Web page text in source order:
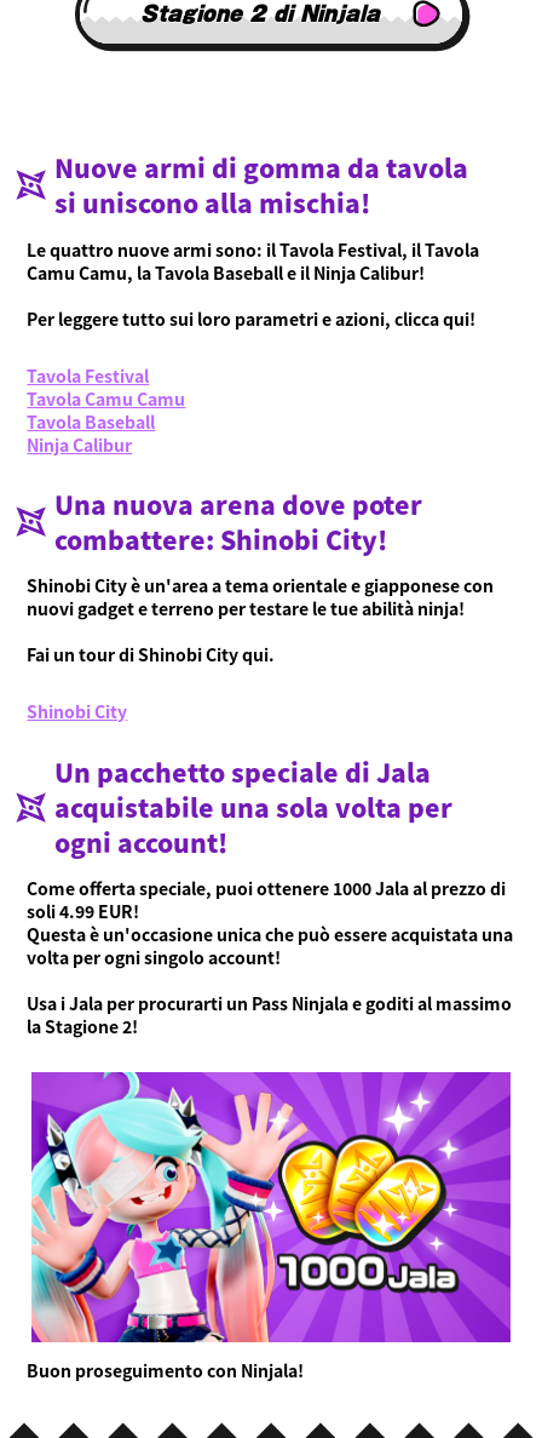
Stagione 2 di Ninjala
Nuove armi di gomma da tavola
si uniscono alla mischia!
Le quattro nuove armi sono: il Tavola Festival, il Tavola
Camu Camu, la Tavola Baseball e il Ninja Calibur!
Per leggere tutto sui loro parametri e azioni, clicca qui!
Tavola Festival
Tavola Camu Camu
Tavola Baseball
Ninja Calibur
Una nuova arena dove poter
combattere: Shinobi City!
Shinobi City è un'area a tema orientale e giapponese con
nuovi gadget e terreno per testare le tue abilità ninja!
Fai un tour di Shinobi City qui.
Shinobi City
Un pacchetto speciale di Jala
acquistabile una sola volta per
ogni account!
Come offerta speciale, puoi ottenere 1000 Jala al prezzo di
soli 4.99 EUR!
Questa è un'occasione unica che può essere acquistata una
volta per ogni singolo account!
Usa i Jala per procurarti un Pass Ninjala e goditi al massimo
la Stagione 2!
Buon proseguimento con Ninjala!